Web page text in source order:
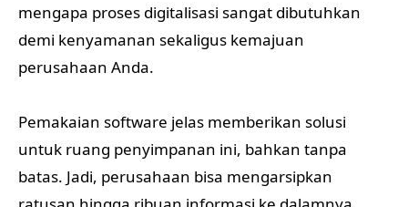
mengapa proses digitalisasi sangat dibutuhkan
demi kenyamanan sekaligus kemajuan
perusahaan Anda.
Pemakaian software jelas memberikan solusi
untuk ruang penyimpanan ini, bahkan tanpa
batas. Jadi, perusahaan bisa mengarsipkan